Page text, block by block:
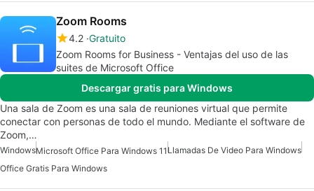
Zoom Rooms
4.2 Gratuito
Zoom Rooms for Business - Ventajas del uso de las
suites de Microsoft Office
Descargar gratis para Windows
Una sala de Zoom es una sala de reuniones virtual que permite
conectar con personas de todo el mundo. Mediante el software de
Zoom,…
WindowsMicrosoft Office Para Windows 11Llamadas De Video Para Windows
Office Gratis Para Windows